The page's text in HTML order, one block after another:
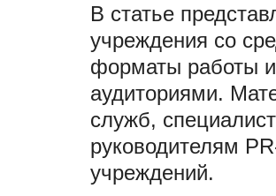
В статье
учреждения со
форматы работы
аудиториями.
служб,
руководителям
учреждений.